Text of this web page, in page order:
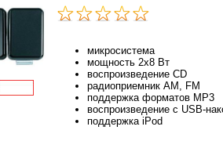
микросистема
мощность 2x8 Вт
воспроизведение CD
радиоприемник AM, FM
поддержка форматов MP3
воспроизведение с USB-
поддержка iPod